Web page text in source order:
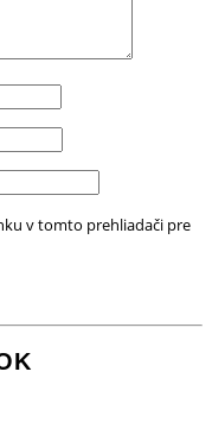
v tomto prehliadači pre